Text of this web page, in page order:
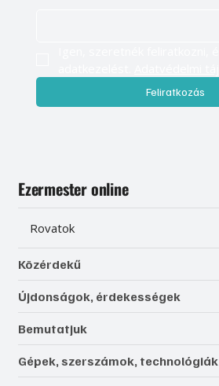
Feliratkozás
Ezermester online
Rovatok
Közérdekű
Újdonságok, érdekességek
Bemutatjuk
Gépek, szerszámok, technológiák